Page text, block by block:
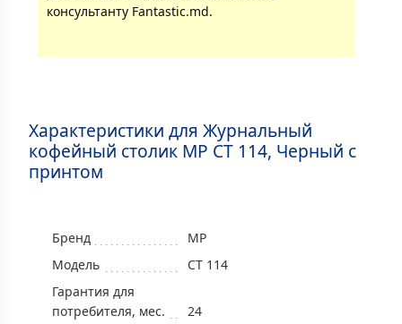
консультанту Fantastic.md.
Характеристики для Журнальный
кофейный столик MP CT 114, Черный с
принтом
Бренд
MP
Модель
CT 114
Гарантия для
потребителя, мес.
24